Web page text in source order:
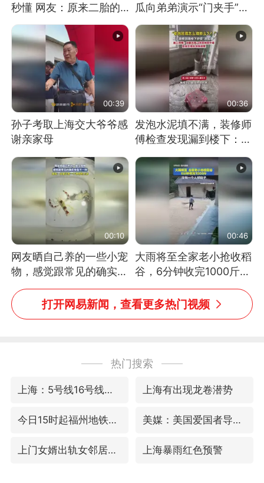
秒懂 网友：原来二胎的
快乐长这样
瓜向弟弟演示“门夹手”，
网友：果然言传不如身
教！
00:39
孙子考取上海交大爷爷感
谢亲家母
00:36
发泡水泥填不满，装修师
傅检查发现漏到楼下：出
风口未延伸到外墙
00:10
网友晒自己养的一些小宠
物，感觉跟常见的确实有
些不一样
00:46
大雨将至全家老小抢收稻
谷，6分钟收完1000斤，
没有一个人掉链子
打开网易新闻，查看更多热门视频
热门搜索
上海：5号线16号线浦江线全线停运 上海有出现龙卷潜势
今日15时起福州地铁高架区段停运 美媒：美国爱国者导弹库存不足1700枚
上门女婿出轨女邻居多年被判重婚罪 上海暴雨红色预警